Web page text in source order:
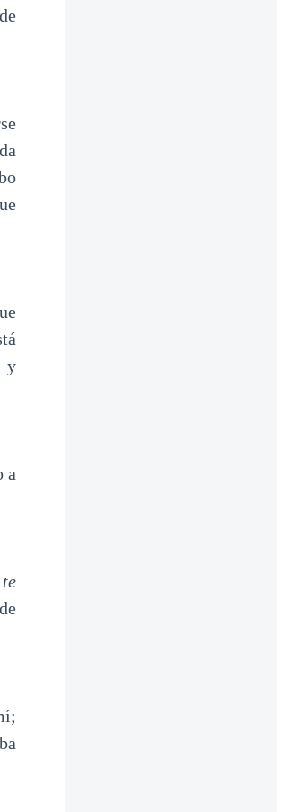
y
a